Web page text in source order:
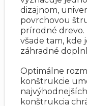
dizajnom,
povrchovou
prírodné drevo.
všade tam, kde
záhradné
Optimálne
konštrukcie
konštrukcia